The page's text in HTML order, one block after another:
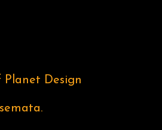
Design